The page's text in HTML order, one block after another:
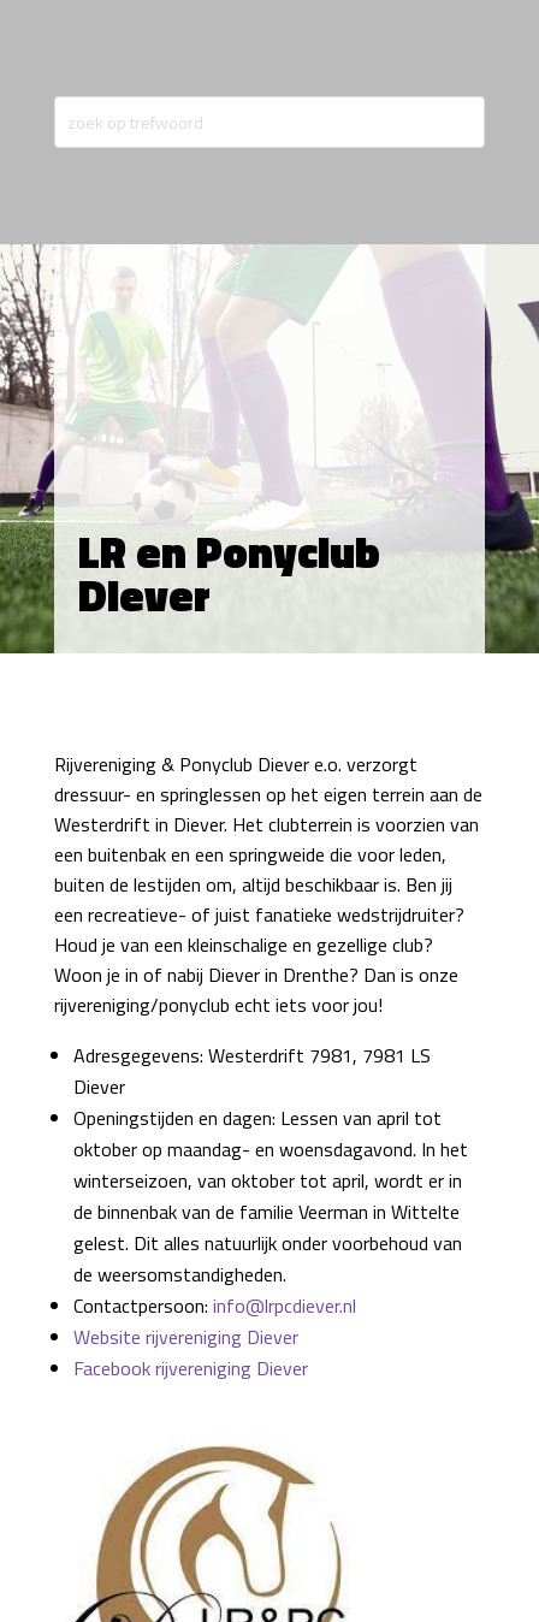
LR en Ponyclub
Diever
Rijvereniging & Ponyclub Diever e.o. verzorgt
dressuur- en springlessen op het eigen terrein aan de
Westerdrift in Diever. Het clubterrein is voorzien van
een buitenbak en een springweide die voor leden,
buiten de lestijden om, altijd beschikbaar is. Ben jij
een recreatieve- of juist fanatieke wedstrijdruiter?
Houd je van een kleinschalige en gezellige club?
Woon je in of nabij Diever in Drenthe? Dan is onze
rijvereniging/ponyclub echt iets voor jou!
Adresgegevens: Westerdrift 7981, 7981 LS
Diever
Openingstijden en dagen: Lessen van april tot
oktober op maandag- en woensdagavond. In het
winterseizoen, van oktober tot april, wordt er in
de binnenbak van de familie Veerman in Wittelte
gelest. Dit alles natuurlijk onder voorbehoud van
de weersomstandigheden.
Contactpersoon: info@lrpcdiever.nl
Website rijvereniging Diever
Facebook rijvereniging Diever